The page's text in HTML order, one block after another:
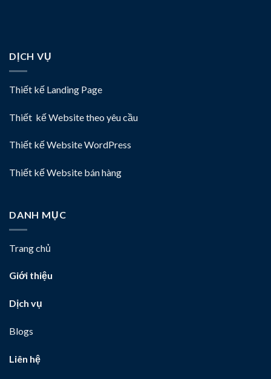
DỊCH VỤ
Thiết kế Landing Page
Thiết kế Website theo yêu cầu
Thiết kế Website WordPress
Thiết kế Website bán hàng
DANH MỤC
Trang chủ
Giới thiệu
Dịch vụ
Blogs
Liên hệ